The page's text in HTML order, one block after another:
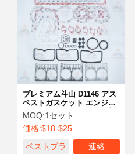
企業情報 会社案内
今からお話し
プレミアム斗山 D1146 アス
ベストガスケット エンジン
オーバーホールキット | 斗
山掘削機エンジン部品用
8.071L 直列6気筒ディーゼ
MOQ:1セット
価格:$18-$25
ベストプラ
連絡